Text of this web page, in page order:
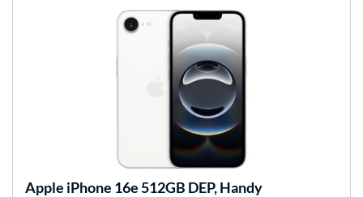
Apple iPhone 16e 512GB DEP, Handy